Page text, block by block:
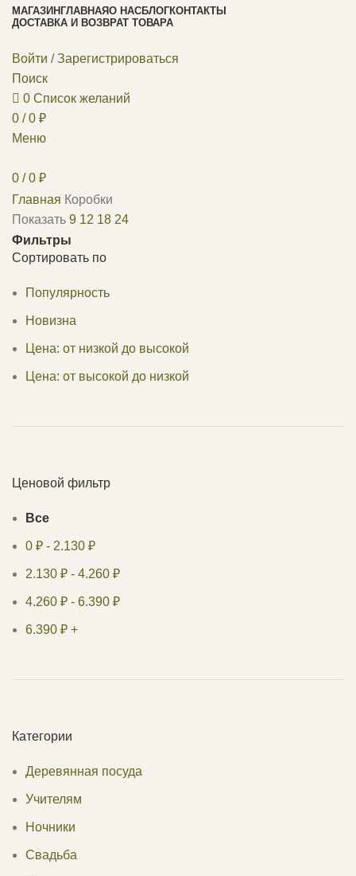
МАГАЗИН ГЛАВНАЯО НАСБЛОГКОНТАКТЫ
ДОСТАВКА И ВОЗВРАТ ТОВАРА
Войти / Зарегистрироваться
Поиск
0 Список желаний
0 / 0 ₽
Меню
0 / 0 ₽
Главная Коробки
Показать 9 12 18 24
Фильтры
Сортировать по
Популярность
Новизна
Цена: от низкой до высокой
Цена: от высокой до низкой
Ценовой фильтр
Все
0 ₽ - 2.130 ₽
2.130 ₽ - 4.260 ₽
4.260 ₽ - 6.390 ₽
6.390 ₽ +
Категории
Деревянная посуда
Учителям
Ночники
Свадьба